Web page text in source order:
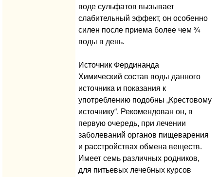
воде сульфатов вызывает
слабительный эффект, он особенно
силен после приема более чем ¾
воды в день.
Источник Фердинанда
Химический состав воды данного
источника и показания к
употреблению подобны „Крестовому
источнику“. Рекомендован он, в
первую очередь, при лечении
заболеваний органов пищеварения
и расстройствах обмена веществ.
Имеет семь различных родников,
для питьевых лечебных курсов